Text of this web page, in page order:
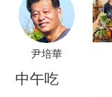
尹培華
中午吃